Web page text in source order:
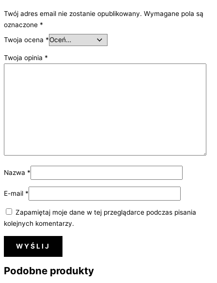
Twój adres email nie zostanie opublikowany. Wymagane pola są
oznaczone *
Twoja ocena *
Twoja opinia *
Nazwa *
E-mail *
Zapamiętaj moje dane w tej przeglądarce podczas pisania
kolejnych komentarzy.
Podobne produkty